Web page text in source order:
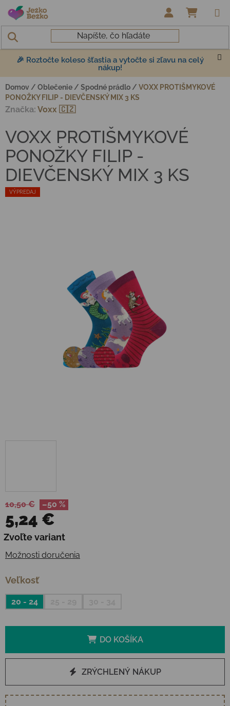
Prejsť na obsah
🎉 Roztočte koleso šťastia a vytočte si zľavu na celý
nákup!
Domov / Oblečenie / Spodné prádlo / VOXX PROTIŠMYKOVÉ
PONOŽKY FILIP - DIEVČENSKÝ MIX 3 KS
10,50 € –50 %
5,24 €
Jednotková cena:
Zvoľte variant
Možnosti doručenia
Veľkosť
20 - 24
DO KOŠÍKA
ZRÝCHLENÝ NÁKUP
VÝPREDAJ
VOXX PROTIŠMYKOVÉ
PONOŽKY FILIP -
DIEVČENSKÝ MIX 3 KS
Značka: Voxx 🇨🇿